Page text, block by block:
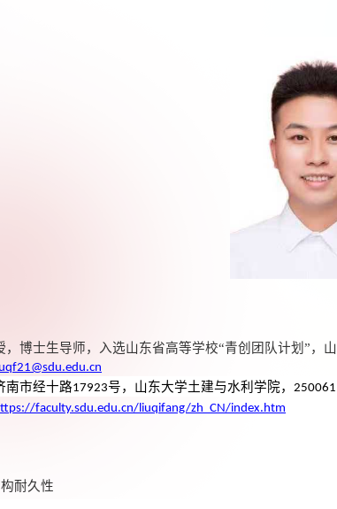
，博士生导师，入选山东省高等学校“青创团队计划”，
南市经十路17923号，山东大学土建与水利学院， 250061
faculty.sdu.edu.cn/liuqifang/zh_CN/index.htm
耐久性